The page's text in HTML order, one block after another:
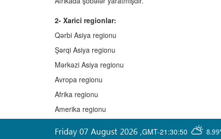
2- Xarici regionlar:
Qərbi Asiya regionu
Şərqi Asiya regionu
Mərkəzi Asiya regionu
Avropa regionu
Afrika regionu
Amerika regionu
GMT-21:30:50
Friday 07 August 2026 ,